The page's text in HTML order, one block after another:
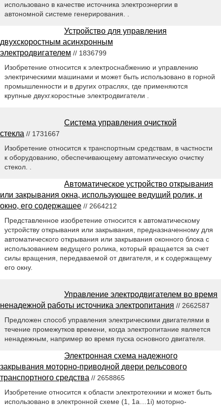
использовано в качестве источника электроэнергии в
автономной системе генерирования. .
Устройство для управления
двухскоростным асинхронным
электродвигателем // 1836799
Изобретение относится к электроснабжению и управлению
электрическими машинами и может быть использовано в горной
промышленности и в других отраслях, где применяются
крупные двухг.коростные электродвигатели .
Система управления очисткой
стекла // 1731667
Изобретение относится к транспортным средствам, в частности
к оборудованию, обеспечивающему автоматическую очистку
стекол. .
Автоматическое устройство открывания
или закрывания окна, использующее ведущий ролик, и
окно, его содержащее // 2664212
Представленное изобретение относится к автоматическому
устройству открывания или закрывания, предназначенному для
автоматического открывания или закрывания оконного блока с
использованием ведущего ролика, который вращается за счет
силы вращения, передаваемой от двигателя, и к содержащему
его окну.
Управление электродвигателем во время
ненадежной работы источника электропитания // 2662587
Предложен способ управления электрическими двигателями в
течение промежутков времени, когда электропитание является
ненадежным, например во время пуска основного двигателя.
Электронная схема надежного
закрывания моторно-приводной двери рельсового
транспортного средства // 2658865
Изобретение относится к области электротехники и может быть
использовано в электронной схеме (1, 1а…1i) моторно-